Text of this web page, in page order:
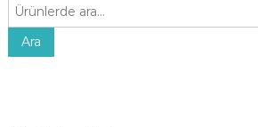
:
Ara